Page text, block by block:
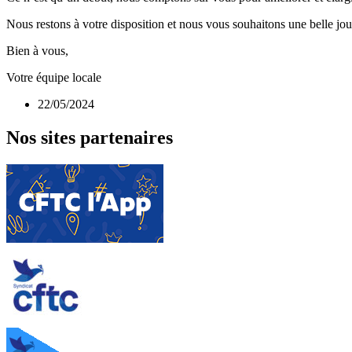
Nous restons à votre disposition et nous vous souhaitons une belle
Bien à vous,
Votre équipe locale
22/05/2024
Nos sites partenaires